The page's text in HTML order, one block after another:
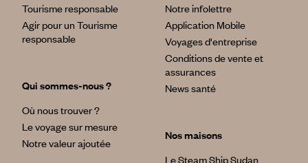
Tourisme responsable
Agir pour un Tourisme
responsable
Qui sommes-nous ?
Où nous trouver ?
Le voyage sur mesure
Notre valeur ajoutée
Notre infolettre
Application Mobile
Voyages d'entreprise
Conditions de vente et
assurances
News santé
Nos maisons
Le Steam Ship Sudan